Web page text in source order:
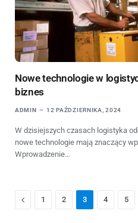
Nowe technologie w
biznes
ADMIN 12 PAŹDZIERNIKA, 2024
W dzisiejszych czasach logistyka
nowe technologie mają znaczący
Wprowadzenie…
Previous
1 2 3 4 5